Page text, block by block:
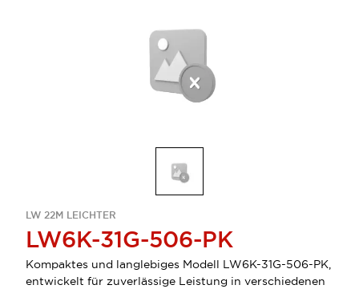
LW 22M LEICHTER
LW6K-31G-506-PK
Kompaktes und langlebiges Modell LW6K-31G-506-PK,
entwickelt für zuverlässige Leistung in verschiedenen